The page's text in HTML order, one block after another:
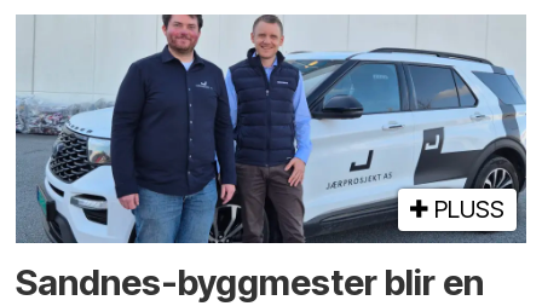
PLUSS
Sandnes-byggmester blir en